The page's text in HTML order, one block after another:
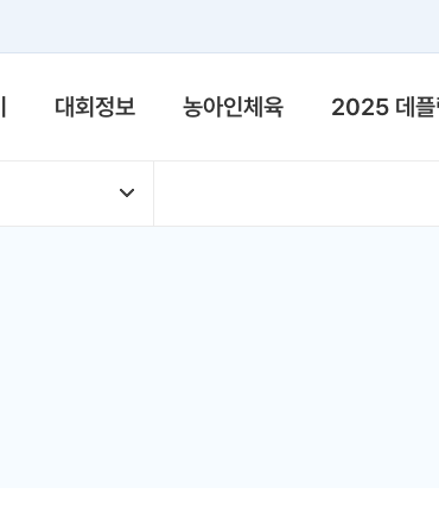
메뉴
대회정보 농아인체육 2025 데플